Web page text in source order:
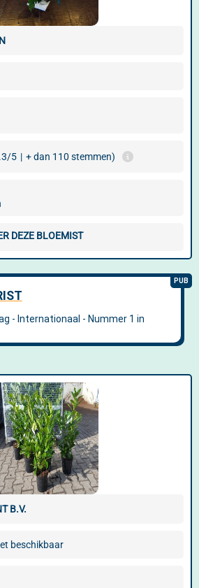
5 | + dan 110 stemmen)
DEZE BLOEMIST
B.V.
beschikbaar